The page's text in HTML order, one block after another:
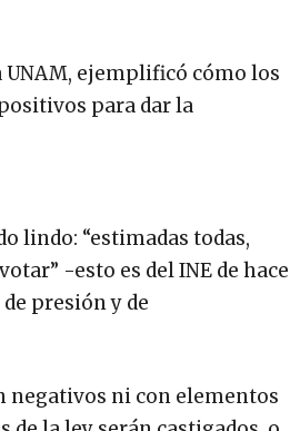
ejemplificó cómo los
para dar la
lindo: “estimadas todas,
-esto es del INE de hace
presión y de
negativos ni con elementos